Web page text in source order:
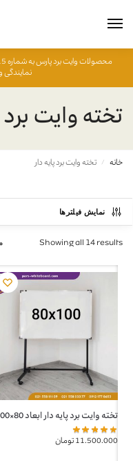
نمایندگی
تخته وایت برد
خانه / تخته وایت برد پایه دار
نمایش فیلتر‌ها
Showing all 14 results
تخته وایت برد پایه دار ابعاد 80×100
11.500.000تومان